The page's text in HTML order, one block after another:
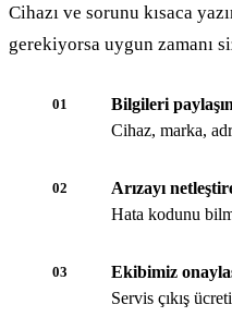
Cihazı ve sorunu kısaca
gerekiyorsa uygun zamanı
01
Bilgileri paylaşın
Cihaz, marka,
02
Arızayı
Hata kodunu
03
Ekibimiz
Servis çıkış